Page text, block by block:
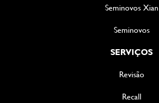
Seminovos Xian
Seminovos
SERVIÇOS
Revisão
Recall